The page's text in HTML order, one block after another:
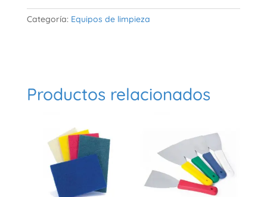
Categoría: Equipos de limpieza
Productos relacionados